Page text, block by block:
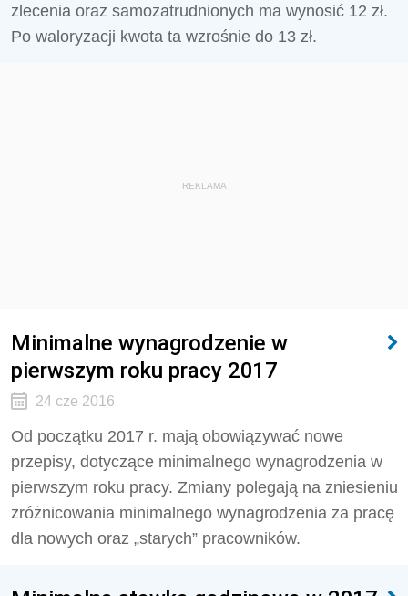
zlecenia oraz samozatrudnionych ma wynosić 12 zł.
Po waloryzacji kwota ta wzrośnie do 13 zł.
REKLAMA
Minimalne wynagrodzenie w
pierwszym roku pracy 2017
24 cze 2016
Od początku 2017 r. mają obowiązywać nowe
przepisy, dotyczące minimalnego wynagrodzenia w
pierwszym roku pracy. Zmiany polegają na zniesieniu
zróżnicowania minimalnego wynagrodzenia za pracę
dla nowych oraz „starych” pracowników.